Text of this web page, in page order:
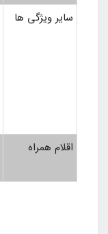
سایر ویژگی ها
اقلام همراه